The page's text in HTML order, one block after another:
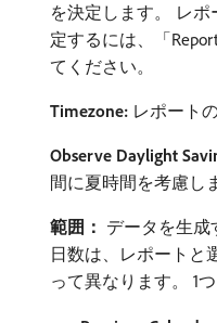
を決定します。 レ
定するには、「
てください。
Timezone: レポート
Observe Daylight
間に夏時間を考慮し
範囲： データを生成
日数は、レポートと
って異なります。 1